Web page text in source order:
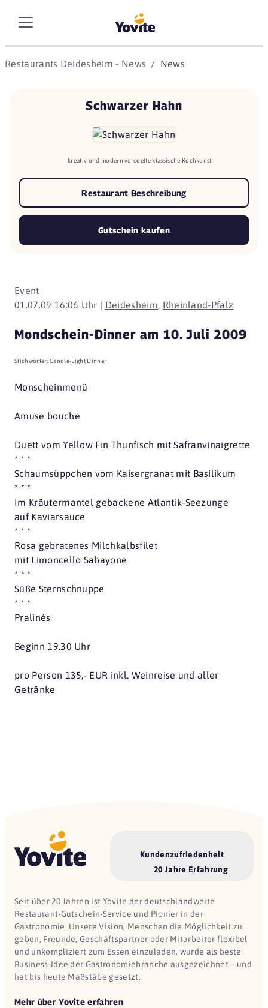
Restaurants Deidesheim - News News
Event
01.07.09 16:06 Uhr | Deidesheim, Rheinland-Pfalz
Mondschein-Dinner am 10. Juli 2009
Stichwörter:Candle-Light Dinner
Monscheinmenü
Amuse bouche
Duett vom Yellow Fin Thunfisch mit Safranvinaigrette
* * *
Schaumsüppchen vom Kaisergranat mit Basilikum
* * *
Im Kräutermantel gebackene Atlantik-Seezunge
auf Kaviarsauce
* * *
Rosa gebratenes Milchkalbsfilet
mit Limoncello Sabayone
* * *
Süße Sternschnuppe
* * *
Pralinés
Beginn 19.30 Uhr
pro Person 135,- EUR inkl. Weinreise und aller
Getränke
Schwarzer Hahn
kreativ und modern veredelte klassische Kochkunst
Restaurant Beschreibung
Gutschein kaufen
Kundenzufriedenheit
20 Jahre Erfahrung
Seit über 20 Jahren ist Yovite der deutschlandweite
Restaurant-Gutschein-Service und Pionier in der
Gastronomie. Unsere Vision, Menschen die Möglichkeit zu
geben, Freunde, Geschäftspartner oder Mitarbeiter flexibel
und unkompliziert zum Essen einzuladen, wurde als beste
Business-Idee der Gastronomiebranche ausgezeichnet – und
hat bis heute Maßstäbe gesetzt.
Mehr über Yovite erfahren